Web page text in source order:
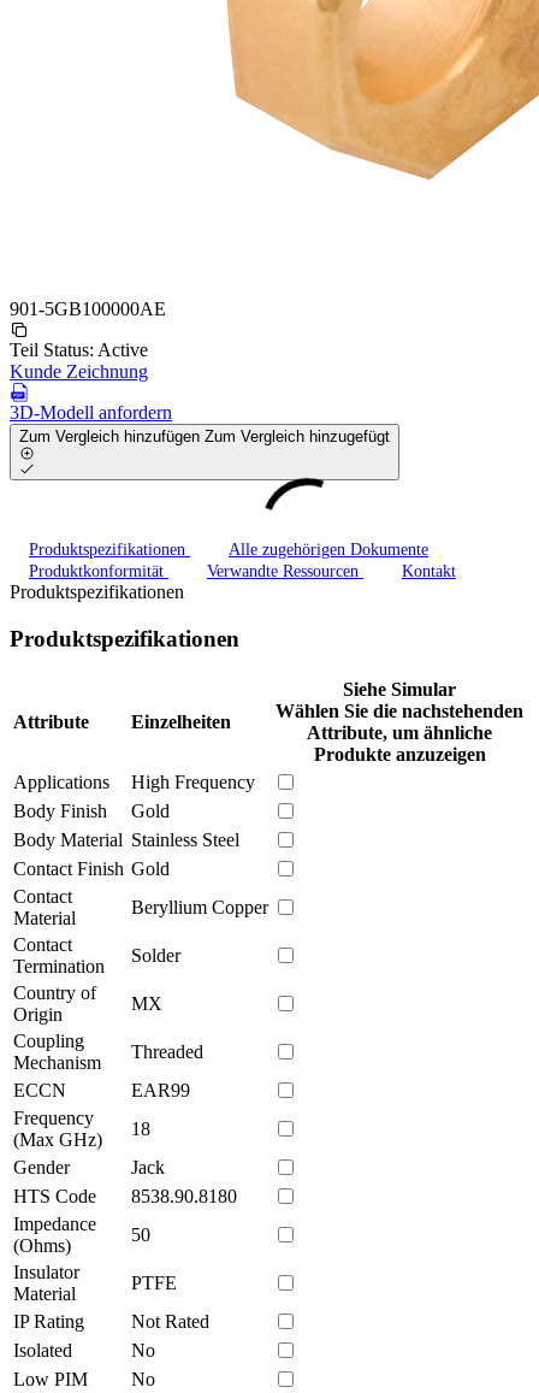
901-5GB100000AE
Teil Status: Active
Kunde Zeichnung
3D-Modell anfordern
Zum Vergleich hinzufügen Zum Vergleich hinzugefügt
Produktspezifikationen
Alle zugehörigen Dokumente
Produktkonformität
Verwandte Ressourcen Kontakt
Produktspezifikationen
Produktspezifikationen
Attribute Einzelheiten
Siehe Simular
Wählen Sie die nachstehenden
Attribute, um ähnliche
Produkte anzuzeigen
Applications
High Frequency
Body Finish
Gold
Body Material Stainless Steel
Contact Finish Gold
Contact
Material
Beryllium Copper
Contact
Termination
Solder
Country of
Origin
MX
Coupling
Mechanism
Threaded
ECCN
EAR99
Frequency
(Max GHz)
18
Gender
Jack
HTS Code
8538.90.8180
Impedance
(Ohms)
50
Insulator
Material
PTFE
IP Rating
Not Rated
Isolated
No
Low PIM
No